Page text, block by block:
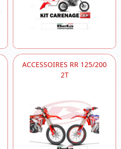
ACCESSOIRES RR 125/200
2T